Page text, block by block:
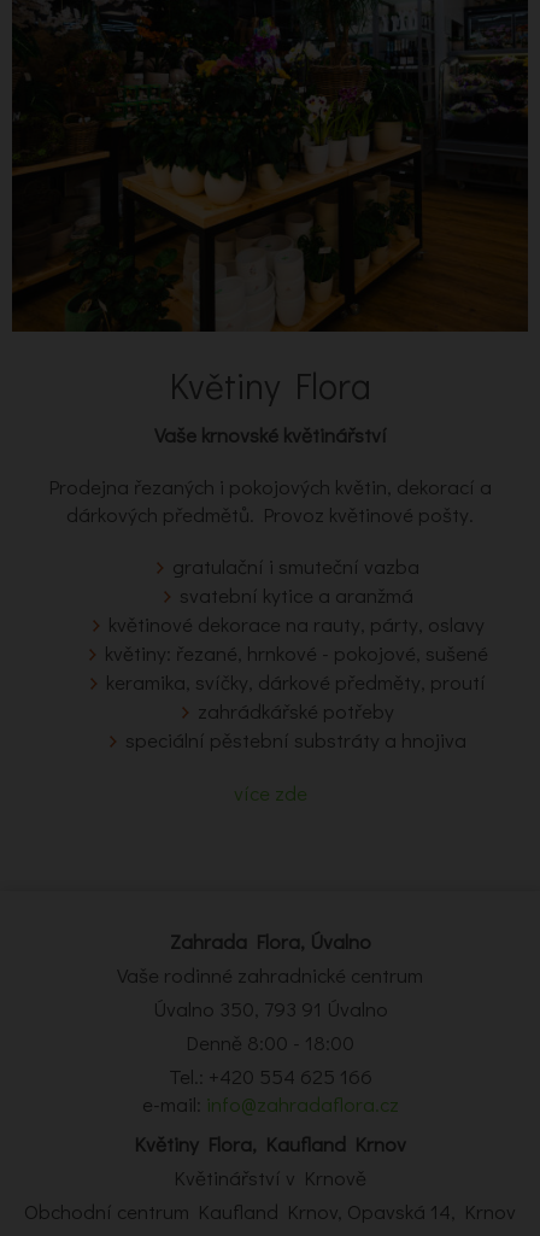
Květiny Flora
Vaše krnovské květinářství
Prodejna řezaných i pokojových květin, dekorací a
dárkových předmětů. Provoz květinové pošty.
gratulační i smuteční vazba
svatební kytice a aranžmá
květinové dekorace na rauty, párty, oslavy
květiny: řezané, hrnkové - pokojové, sušené
keramika, svíčky, dárkové předměty, proutí
zahrádkářské potřeby
speciální pěstební substráty a hnojiva
více zde
Zahrada Flora, Úvalno
Vaše rodinné zahradnické centrum
Úvalno 350, 793 91 Úvalno
Denně 8:00 - 18:00
Tel.: +420 554 625 166
e-mail: info@zahradaflora.cz
Květiny Flora, Kaufland Krnov
Květinářství v Krnově
Obchodní centrum Kaufland Krnov, Opavská 14, Krnov